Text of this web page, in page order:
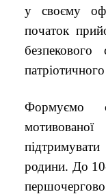
у своєму
початок
безпекового
Формуємо
родини. До